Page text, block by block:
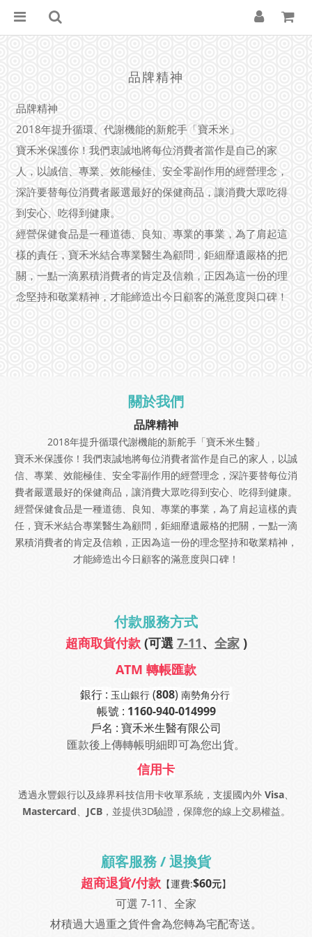
品牌精神
品牌精神
2018年提升循環、代謝機能的新舵手「寶禾米」
寶禾米保護你！我們衷誠地將每位消費者當作是自己的家
人，以誠信、專業、效能極佳、安全零副作用的經營理念，
深許要替每位消費者嚴選最好的保健商品，讓消費大眾吃得
到安心、吃得到健康。
經營保健食品是一種道德、良知、專業的事業，為了肩起這
樣的責任，寶禾米結合專業醫生為顧問，鉅細靡遺嚴格的把
關，一點一滴累積消費者的肯定及信賴，正因為這一份的理
念堅持和敬業精神，才能締造出今日顧客的滿意度與口碑！
關於我們
品牌精神
2018年提升循環代謝機能的新舵手「寶禾米生醫」
寶禾米保護你！我們衷誠地將每位消費者當作是自己的家人，以誠
信、專業、效能極佳、安全零副作用的經營理念，深許要替每位消
費者嚴選最好的保健商品，讓消費大眾吃得到安心、吃得到健康。
經營保健食品是一種道德、良知、專業的事業，為了肩起這樣的責
任，寶禾米結合專業醫生為顧問，鉅細靡遺嚴格的把關，一點一滴
累積消費者的肯定及信賴，正因為這一份的理念堅持和敬業精神，
才能締造出今日顧客的滿意度與口碑！
付款服務方式
超商取貨付款 (可選 7-11、 全家)
ATM 轉帳匯款
銀行 : 玉山銀行(808) 南勢角分行
帳號 : 1160-940-014999
戶名 : 寶禾米生醫有限公司
匯款後上傳轉帳明細即可為您出貨。
信用卡
透過永豐銀行以及綠界科技信用卡收單系統，支援國內外 Visa、
Mastercard、 JCB，並提供3D驗證，保障您的線上交易權益。
顧客服務 / 退換貨
超商退貨/付款 【運費:$60元】
可選 7-11、全家
材積過大過重之貨件會為您轉為宅配寄送。